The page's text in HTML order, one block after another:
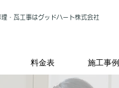
・瓦工事はグッドハート株式会社
料金表 施工事例